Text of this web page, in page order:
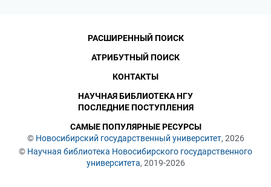
© Новосибирский государственный университет, 2026
© Научная библиотека Новосибирского государственного
университета, 2019-2026
РАСШИРЕННЫЙ ПОИСК
АТРИБУТНЫЙ ПОИСК
КОНТАКТЫ
НАУЧНАЯ БИБЛИОТЕКА НГУ
ПОСЛЕДНИЕ ПОСТУПЛЕНИЯ
САМЫЕ ПОПУЛЯРНЫЕ РЕСУРСЫ